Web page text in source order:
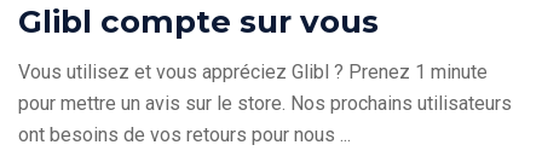
Glibl compte sur vous
Vous utilisez et vous appréciez Glibl ? Prenez 1 minute
pour mettre un avis sur le store. Nos prochains utilisateurs
ont besoins de vos retours pour nous ...